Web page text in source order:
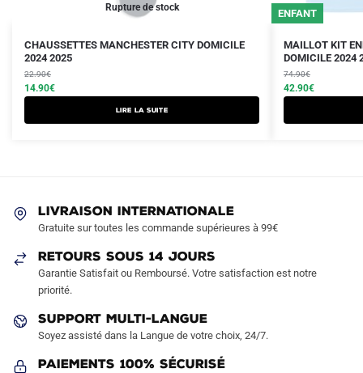
Rupture de stock
CHAUSSETTES MANCHESTER CITY DOMICILE
2024 2025
22.90€
Le
prix
initial
était :
14.90€
Le
prix
actuel
est :
Lire la suite
ENFANT
MAILLOT KIT
DOMICILE 2024
74.90€
Le
prix
initial
était :
42.90€
Le
prix
actuel
est :
Ce
produit
a
plusieurs
variations.
page
LIVRAISON INTERNATIONALE
Gratuite sur toutes les commande supérieures à 99€
RETOURS SOUS 14 JOURS
Garantie Satisfait ou Remboursé. Votre satisfaction est notre
priorité.
SUPPORT MULTI-LANGUE
Soyez assisté dans la Langue de votre choix, 24/7.
Paiements 100% Sécurisé